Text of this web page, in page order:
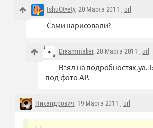
IshuOtvety, 20 Марта 2011 , url
Сами нарисовали?
Dreammaker, 20 Марта 2011 , url
Взял на подробностях.уа.
под фото AP.
Никандрович, 19 Марта 2011 , url